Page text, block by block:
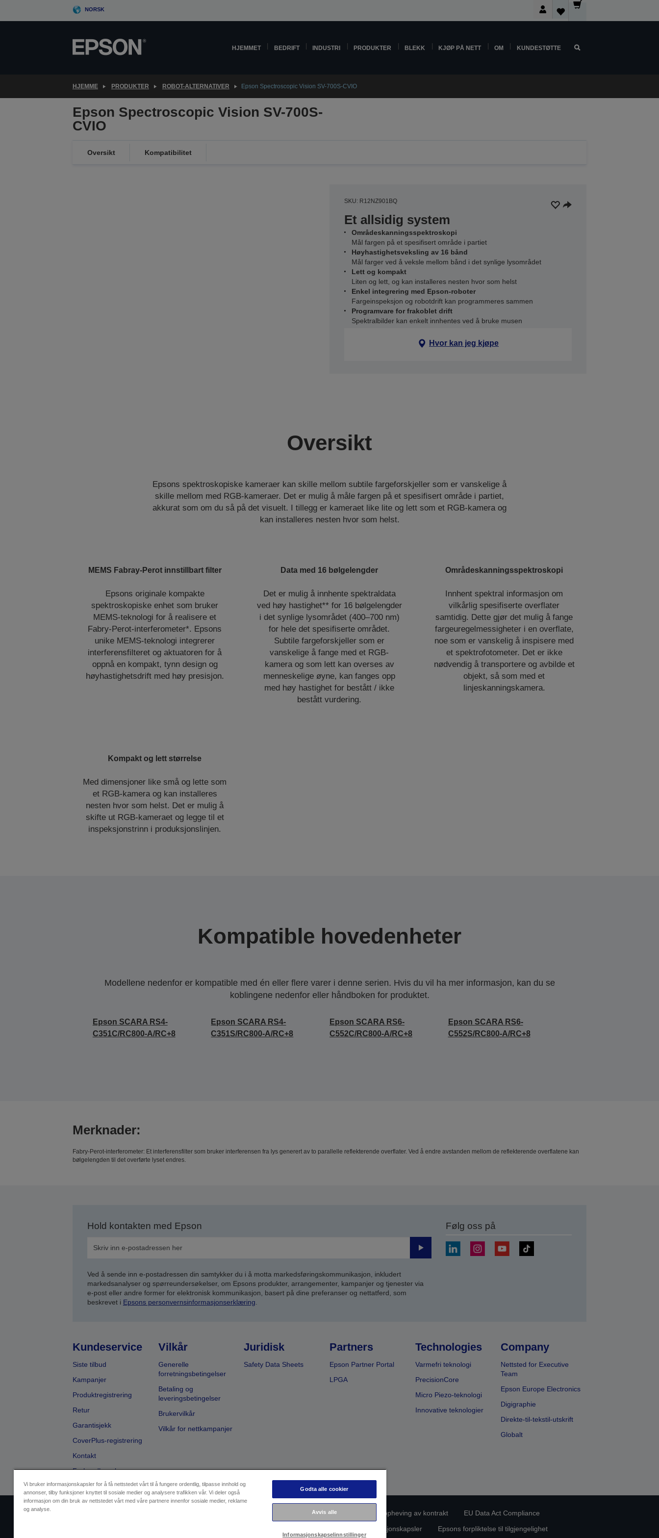
NORSK
HJEMMET BEDRIFT INDUSTRI PRODUKTER BLEKK KJØP PÅ NETT OM KUNDESTØTTE
HJEMME PRODUKTER ROBOT-ALTERNATIVER Epson Spectroscopic Vision SV-700S-CVIO
Epson Spectroscopic Vision SV-700S-
CVIO
Oversikt Kompatibilitet
SKU: R12NZ901BQ
Et allsidig system
Områdeskanningsspektroskopi
Mål fargen på et spesifisert område i partiet
Høyhastighetsveksling av 16 bånd
Mål farger ved å veksle mellom bånd i det synlige lysområdet
Lett og kompakt
Liten og lett, og kan installeres nesten hvor som helst
Enkel integrering med Epson-roboter
Fargeinspeksjon og robotdrift kan programmeres sammen
Programvare for frakoblet drift
Spektralbilder kan enkelt innhentes ved å bruke musen
Hvor kan jeg kjøpe
Oversikt
Epsons spektroskopiske kameraer kan skille mellom subtile fargeforskjeller som er vanskelige å
skille mellom med RGB-kameraer. Det er mulig å måle fargen på et spesifisert område i partiet,
akkurat som om du så på det visuelt. I tillegg er kameraet like lite og lett som et RGB-kamera og
kan installeres nesten hvor som helst.
MEMS Fabray-Perot innstillbart filter
Epsons originale kompakte
spektroskopiske enhet som bruker
MEMS-teknologi for å realisere et
Fabry-Perot-interferometer*. Epsons
unike MEMS-teknologi integrerer
interferensfilteret og aktuatoren for å
oppnå en kompakt, tynn design og
høyhastighetsdrift med høy presisjon.
Data med 16 bølgelengder
Det er mulig å innhente spektraldata
ved høy hastighet** for 16 bølgelengder
i det synlige lysområdet (400–700 nm)
for hele det spesifiserte området.
Subtile fargeforskjeller som er
vanskelige å fange med et RGB-
kamera og som lett kan overses av
menneskelige øyne, kan fanges opp
med høy hastighet for bestått / ikke
bestått vurdering.
Områdeskanningsspektroskopi
Innhent spektral informasjon om
vilkårlig spesifiserte overflater
samtidig. Dette gjør det mulig å fange
fargeuregelmessigheter i en overflate,
noe som er vanskelig å inspisere med
et spektrofotometer. Det er ikke
nødvendig å transportere og avbilde et
objekt, så som med et
linjeskanningskamera.
Kompakt og lett størrelse
Med dimensjoner like små og lette som
et RGB-kamera og kan installeres
nesten hvor som helst. Det er mulig å
skifte ut RGB-kameraet og legge til et
inspeksjonstrinn i produksjonslinjen.
Kompatible hovedenheter
Modellene nedenfor er kompatible med én eller flere varer i denne serien. Hvis du vil ha mer informasjon, kan du se
koblingene nedenfor eller håndboken for produktet.
Epson SCARA RS4-
C351C/RC800-A/RC+8
Epson SCARA RS4-
C351S/RC800-A/RC+8
Epson SCARA RS6-
C552C/RC800-A/RC+8
Epson SCARA RS6-
C552S/RC800-A/RC+8
Merknader:
Fabry-Perot-interferometer: Et interferensfilter som bruker interferensen fra lys generert av to parallelle reflekterende overflater. Ved å endre avstanden mellom de reflekterende overflatene kan
bølgelengden til det overførte lyset endres.
Hold kontakten med Epson
Send
Ved å sende inn e-postadressen din samtykker du i å motta markedsføringskommunikasjon, inkludert
markedsanalyser og spørreundersøkelser, om Epsons produkter, arrangementer, kampanjer og tjenester via
e-post eller andre former for elektronisk kommunikasjon, basert på dine preferanser og nettatferd, som
beskrevet i Epsons personvernsinformasjonserklæring
Følg oss på
Kundeservice
Siste tilbud
Kampanjer
Produktregistrering
Retur
Garantisjekk
CoverPlus-registrering
Kontakt
Forhandlersøk
Vilkår
Generelle
forretningsbetingelser
Betaling og
leveringsbetingelser
Brukervilkår
Vilkår for nettkampanjer
Juridisk
Safety Data Sheets
Partners
Epson Partner Portal
LPGA
Technologies
Varmefri teknologi
PrecisionCore
Micro Piezo-teknologi
Innovative teknologier
Company
Nettsted for Executive
Team
Epson Europe Electronics
Digigraphie
Direkte-til-tekstil-utskrift
Globalt
Personvernerklæring Oppheving av kontrakt
EU Data Act Compliance
Informasjon om informasjonskapsler Epsons forpliktelse til tilgjengelighet
Vi bruker informasjonskapsler for å få nettstedet vårt til å fungere ordentlig, tilpasse innhold og
annonser, tilby funksjoner knyttet til sosiale medier og analysere trafikken vår. Vi deler også
informasjon om din bruk av nettstedet vårt med våre partnere innenfor sosiale medier, reklame
og analyse.
Godta alle cookier
Avvis alle
Informasjonskapselinnstillinger